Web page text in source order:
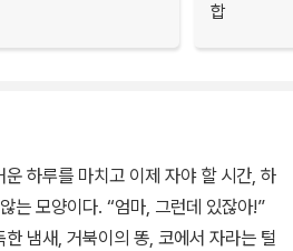
합
하루를 마치고 이제 자야 할 시간, 하
는 모양이다. “엄마, 그런데 있잖아!”
냄새, 거북이의 똥, 코에서 자라는 털